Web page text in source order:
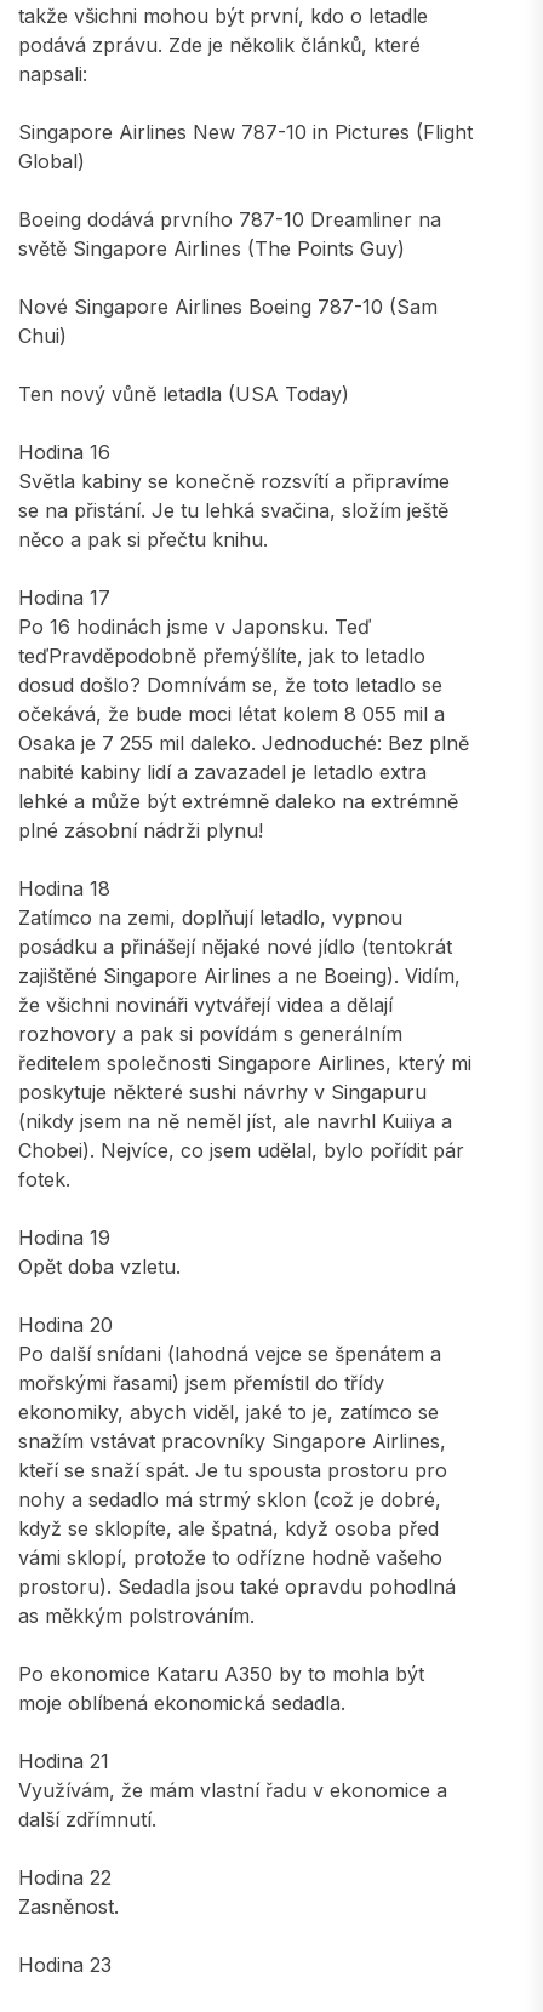
takže všichni mohou být první, kdo o letadle
podává zprávu. Zde je několik článků, které
napsali:
Singapore Airlines New 787-10 in Pictures (Flight
Global)
Boeing dodává prvního 787-10 Dreamliner na
světě Singapore Airlines (The Points Guy)
Nové Singapore Airlines Boeing 787-10 (Sam
Chui)
Ten nový vůně letadla (USA Today)
Hodina 16
Světla kabiny se konečně rozsvítí a připravíme
se na přistání. Je tu lehká svačina, složím ještě
něco a pak si přečtu knihu.
Hodina 17
Po 16 hodinách jsme v Japonsku. Teď
teďPravděpodobně přemýšlíte, jak to letadlo
dosud došlo? Domnívám se, že toto letadlo se
očekává, že bude moci létat kolem 8 055 mil a
Osaka je 7 255 mil daleko. Jednoduché: Bez plně
nabité kabiny lidí a zavazadel je letadlo extra
lehké a může být extrémně daleko na extrémně
plné zásobní nádrži plynu!
Hodina 18
Zatímco na zemi, doplňují letadlo, vypnou
posádku a přinášejí nějaké nové jídlo (tentokrát
zajištěné Singapore Airlines a ne Boeing). Vidím,
že všichni novináři vytvářejí videa a dělají
rozhovory a pak si povídám s generálním
ředitelem společnosti Singapore Airlines, který mi
poskytuje některé sushi návrhy v Singapuru
(nikdy jsem na ně neměl jíst, ale navrhl Kuiiya a
Chobei). Nejvíce, co jsem udělal, bylo pořídit pár
fotek.
Hodina 19
Opět doba vzletu.
Hodina 20
Po další snídani (lahodná vejce se špenátem a
mořskými řasami) jsem přemístil do třídy
ekonomiky, abych viděl, jaké to je, zatímco se
snažím vstávat pracovníky Singapore Airlines,
kteří se snaží spát. Je tu spousta prostoru pro
nohy a sedadlo má strmý sklon (což je dobré,
když se sklopíte, ale špatná, když osoba před
vámi sklopí, protože to odřízne hodně vašeho
prostoru). Sedadla jsou také opravdu pohodlná
as měkkým polstrováním.
Po ekonomice Kataru A350 by to mohla být
moje oblíbená ekonomická sedadla.
Hodina 21
Využívám, že mám vlastní řadu v ekonomice a
další zdřímnutí.
Hodina 22
Zasněnost.
Hodina 23